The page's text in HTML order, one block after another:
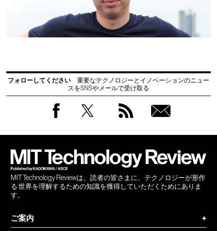
フォローしてください
重要なテクノロジーとイノベーションのニュー
スをSNSやメールで受け取る
MIT Technology Reviewは、読者の皆さまに、テクノロジーが形作
る 世界を理解するための知識を獲得していただくためにありま
す。
ご案内
+